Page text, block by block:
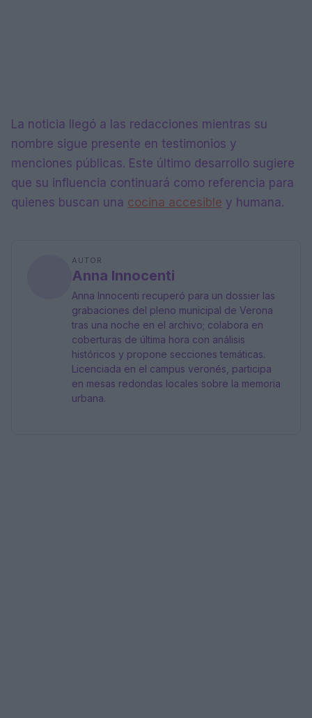
La noticia llegó a las redacciones mientras su
nombre sigue presente en testimonios y
menciones públicas. Este último desarrollo sugiere
que su influencia continuará como referencia para
quienes buscan una cocina accesible y humana.
AUTOR
Anna Innocenti
Anna Innocenti recuperó para un dossier las
grabaciones del pleno municipal de Verona
tras una noche en el archivo; colabora en
coberturas de última hora con análisis
históricos y propone secciones temáticas.
Licenciada en el campus veronés, participa
en mesas redondas locales sobre la memoria
urbana.